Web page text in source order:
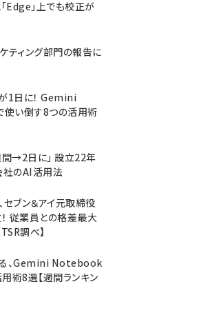
Edge」上でも校正が
ティング部門の報告に
1日に！ Gemini
い倒す8つの活用術
間→2日に」 設立22年
社のAI活用法
セブン＆アイ元取締役
従業員との格差最大
調べ】
る、Gemini Notebook
術8選【週間ランキン